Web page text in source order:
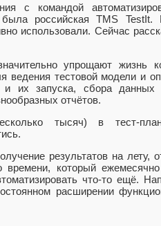
с командой
была российская TMS
использовали. Сейчас
упрощают жизнь
тестовой модели и
и их запуска, сбора
отчётов.
тысяч) в тест-
результатов на лету,
который
что-то ещё.
расширении